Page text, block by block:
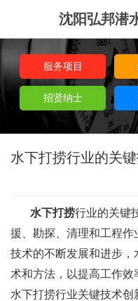
沈阳弘邦潜
服务项目
招贤纳士
水下打捞行业的关
水下打捞行业的关键
援、勘探、清理和工程
技术的不断发展和进步
术和方法，以提高工作
水下打捞行业关键技术创